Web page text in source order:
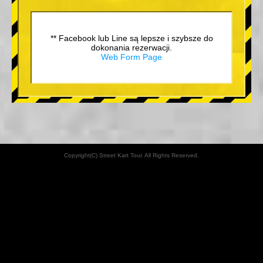
** Facebook lub Line są lepsze i szybsze do
dokonania rezerwacji.
Web Form Page
Copyright(C) Street Kart Tour. All Rights Reserved.